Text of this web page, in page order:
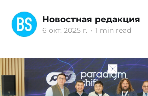
Новостная редакция
6 окт. 2025 г. • 1 min read